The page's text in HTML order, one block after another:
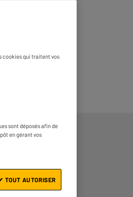
cookies qui traitent vos
sont déposés afin de
en gérant vos
TOUT AUTORISER